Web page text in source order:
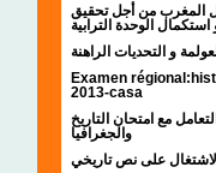
المغرب من أجل تحقيق
استكمال الوحدة الترابية
و التحديات الراهنة
Examen
2013-casa
مع امتحان التاريخ
والجغرافيا
على نص تاريخي